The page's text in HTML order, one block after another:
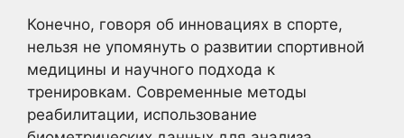
Конечно, говоря об инновациях в спорте,
нельзя не упомянуть о развитии спортивной
медицины и научного подхода к
тренировкам. Современные методы
реабилитации, использование